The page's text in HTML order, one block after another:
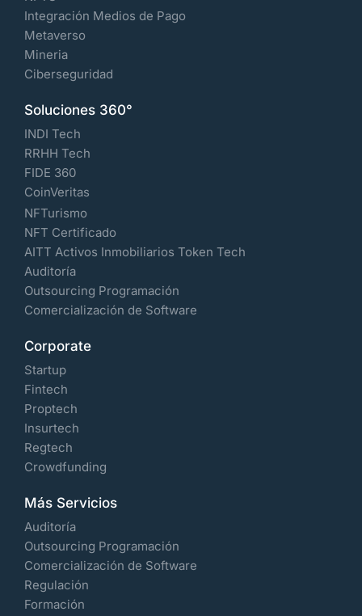
Integración Medios de Pago
Metaverso
Mineria
Ciberseguridad
Soluciones 360°
INDI Tech
RRHH Tech
FIDE 360
CoinVeritas
NFTurismo
NFT Certificado
AITT Activos Inmobiliarios Token Tech
Auditoría
Outsourcing Programación
Comercialización de Software
Corporate
Startup
Fintech
Proptech
Insurtech
Regtech
Crowdfunding
Más Servicios
Auditoría
Outsourcing Programación
Comercialización de Software
Regulación
Formación